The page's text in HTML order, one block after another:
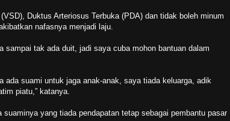
Duktus Arteriosus Terbuka (PDA) dan tidak boleh minum
nafasnya menjadi laju.
sampai tak ada duit, jadi saya cuba mohon bantuan dalam
suami untuk jaga anak-anak, saya tiada keluarga, adik
piatu,” katanya.
yang tiada pendapatan tetap sebagai pembantu pasar